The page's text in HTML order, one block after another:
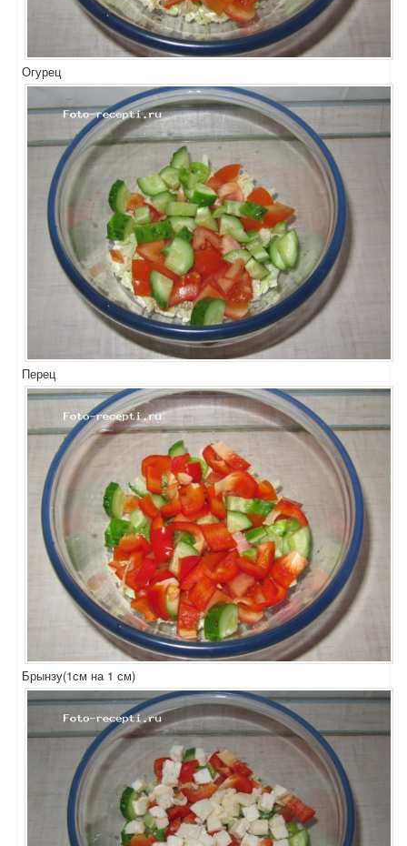
Огурец
Перец
Брынзу(1см на 1 см)